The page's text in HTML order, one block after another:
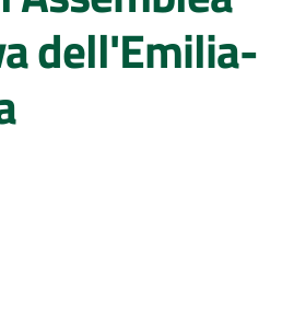
dell'Emilia-